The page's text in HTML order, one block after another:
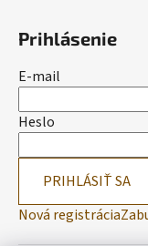
Prihlásenie
E-mail
Heslo
PRIHLÁSIŤ SA
Nová registrácia